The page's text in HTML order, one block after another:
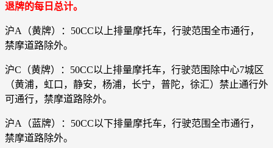
退牌的每日总计。
沪A（黄牌）：50CC以上排量摩托车，行驶范围全市通行，
禁摩道路除外。
沪C（黄牌）：50CC以上排量摩托车，行驶范围除中心7城区
（黄浦，虹口，静安，杨浦，长宁，普陀，徐汇）禁止通行外
可通行，禁摩道路除外。
沪A（蓝牌）：50CC以下排量摩托车，行驶范围全市通行，
禁摩道路除外。